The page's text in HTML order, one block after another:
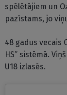
spēlētājiem un
pazīstams, jo
48 gadus vecais
HS” sistēmā.
U18 izlasēs.